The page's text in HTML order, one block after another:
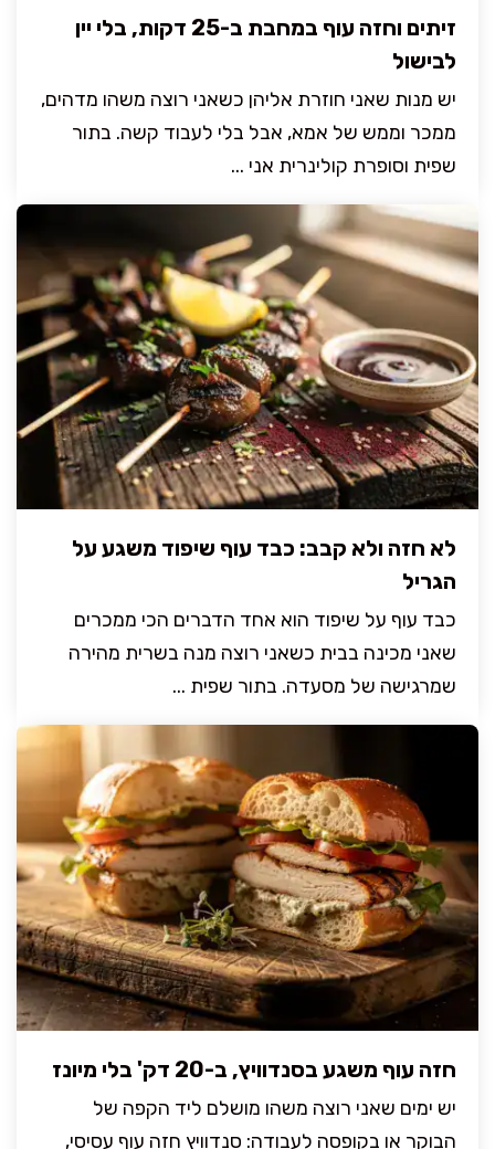
זיתים וחזה עוף במחבת ב-25 דקות, בלי יין
לבישול
יש מנות שאני חוזרת אליהן כשאני רוצה משהו מדהים,
ממכר וממש של אמא, אבל בלי לעבוד קשה. בתור
שפית וסופרת קולינרית אני ...
לא חזה ולא קבב: כבד עוף שיפוד משגע על
הגריל
כבד עוף על שיפוד הוא אחד הדברים הכי ממכרים
שאני מכינה בבית כשאני רוצה מנה בשרית מהירה
שמרגישה של מסעדה. בתור שפית ...
חזה עוף משגע בסנדוויץ, ב-20 דק' בלי מיונז
יש ימים שאני רוצה משהו מושלם ליד הקפה של
הבוקר או בקופסה לעבודה: סנדוויץ חזה עוף עסיסי,